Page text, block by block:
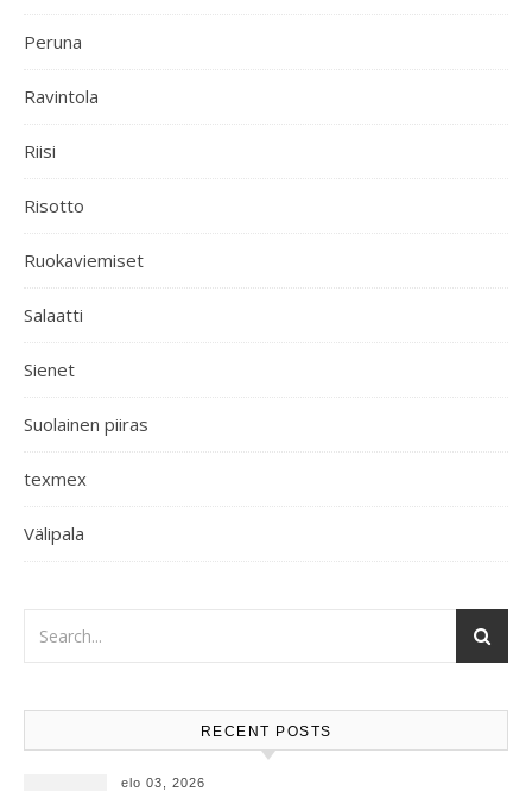
Peruna
Ravintola
Riisi
Risotto
Ruokaviemiset
Salaatti
Sienet
Suolainen piiras
texmex
Välipala
RECENT POSTS
elo 03, 2026